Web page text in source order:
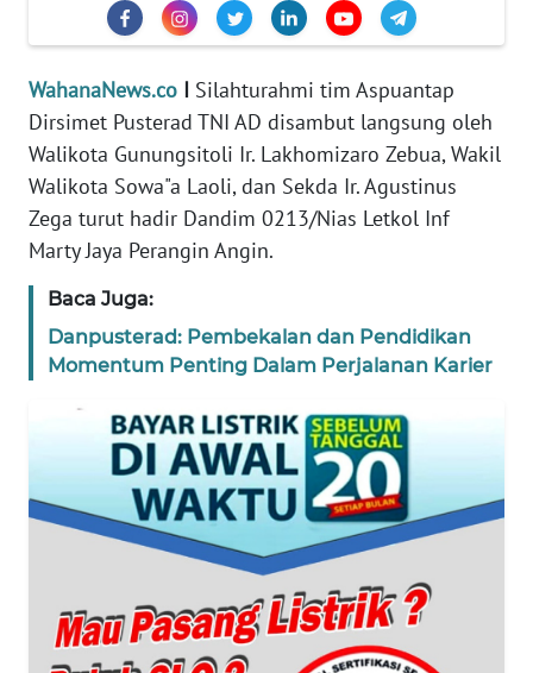
WahanaNews.co I Silahturahmi tim Aspuantap
Dirsimet Pusterad TNI AD disambut langsung oleh
Walikota Gunungsitoli Ir. Lakhomizaro Zebua, Wakil
Walikota Sowa"a Laoli, dan Sekda Ir. Agustinus
Zega turut hadir Dandim 0213/Nias Letkol Inf
Marty Jaya Perangin Angin.
Baca Juga:
Danpusterad: Pembekalan dan Pendidikan
Momentum Penting Dalam Perjalanan Karier
INFO
IKLAN
TENTANG
KAMI
PEDOMAN
SIBER
REDAKSI
WN